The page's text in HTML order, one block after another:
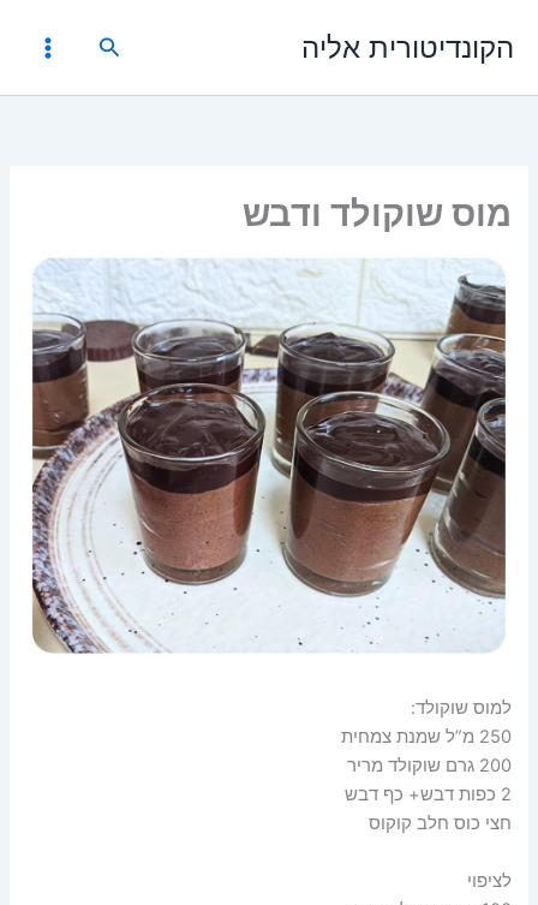
לתוכןהקונדיטורית אליה חיפוש
מוס שוקולד ודבש
למוס שוקולד:
250 מ”ל שמנת צמחית
200 גרם שוקולד מריר
2 כפות דבש+ כף דבש
חצי כוס חלב קוקוס
לציפוי